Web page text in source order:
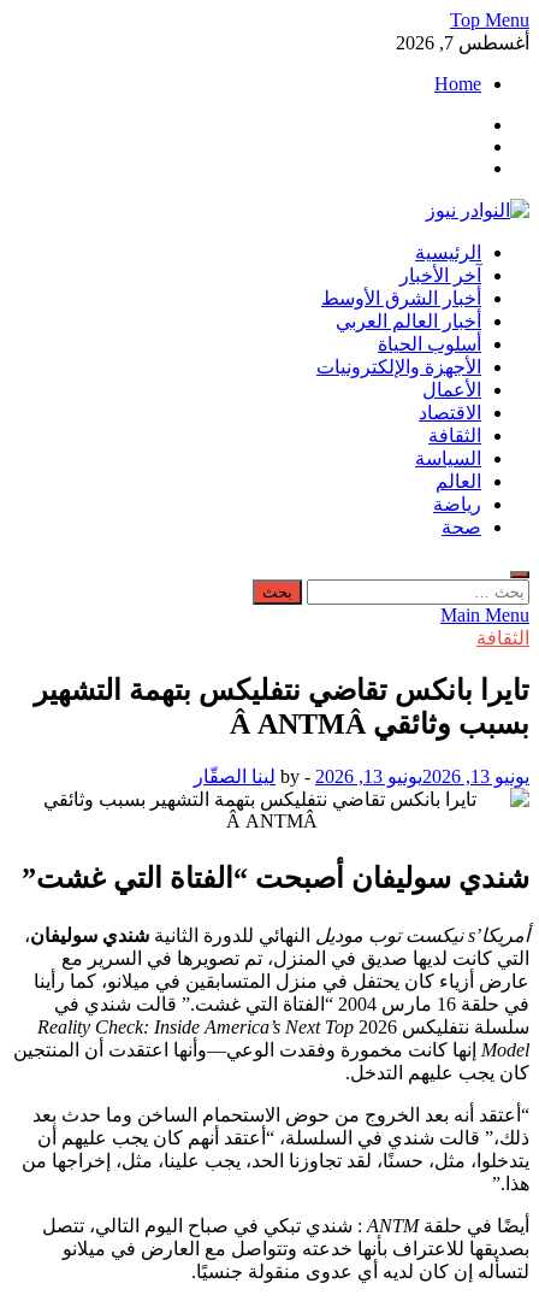
Skip
to
Top Menu
أغسطس 7, 2026
Home
النوادر نيوز
موقع إخباري عربي مستقل ينقل آخر الأخبار والتقارير من العالم
العربي والعالمي
الرئيسية
آخر الأخبار
أخبار الشرق الأوسط
أخبار العالم العربي
أسلوب الحياة
الأجهزة والإلكترونيات
الأعمال
الاقتصاد
الثقافة
السياسة
العالم
رياضة
صحة
البحث
عن:
Main Menu
الثقافة
تايرا بانكس تقاضي نتفليكس بتهمة التشهير
بسبب وثائقي Â ANTMÂ
يونيو 13, 2026 يونيو 13, 2026 -
by لينا الصقّار
شندي سوليفان أصبحت “الفتاة التي غشت”
أمريكا’s نيكست توب موديل النهائي للدورة الثانية شندي سوليفان،
التي كانت لديها صديق في المنزل، تم تصويرها في السرير مع
عارض أزياء كان يحتفل في منزل المتسابقين في ميلانو، كما رأينا
في حلقة 16 مارس 2004 “الفتاة التي غشت.” قالت شندي في
سلسلة نتفليكس 2026
Reality Check: Inside America’s Next Top
Model إنها كانت مخمورة وفقدت الوعي—وأنها اعتقدت أن المنتجين
كان يجب عليهم التدخل.
“أعتقد أنه بعد الخروج من حوض الاستحمام الساخن وما حدث بعد
ذلك،” قالت شندي في السلسلة، “أعتقد أنهم كان يجب عليهم أن
يتدخلوا، مثل، حسنًا، لقد تجاوزنا الحد، يجب علينا، مثل، إخراجها من
هذا.”
أيضًا في حلقةANTM : شندي تبكي في صباح اليوم التالي، تتصل
بصديقها للاعتراف بأنها خدعته وتتواصل مع العارض في ميلانو
لتسأله إن كان لديه أي عدوى منقولة جنسيًا.